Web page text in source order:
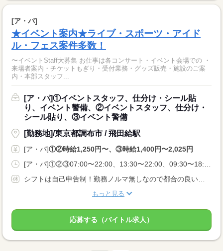
[ア・パ]
★イベント案内★ライブ・スポーツ・アイド
ル・フェス案件多数！
〜イベントStaff大募集 お仕事は各コンサート・イベント会場での ・
来場者案内・チケットもぎり・受付業務・グッズ販売・施設のご案
内・本部スタッフ...
[ア・パ]①イベントスタッフ、仕分け・シール貼
り、イベント警備、②イベントスタッフ、仕分け・
シール貼り、③イベント警備
[勤務地]/東京都調布市 / 飛田給駅
[ア・パ]①②時給1,250円〜、③時給1,400円〜2,025円
[ア・パ]①②③07:00〜22:00、13:30〜22:00、09:30〜18:00
シフトは自己申告制！勤務ノルマ無しなので都合の良い日に勤務ができます！休日設定も自由！
もっと見る
応募する（バイトル求人）